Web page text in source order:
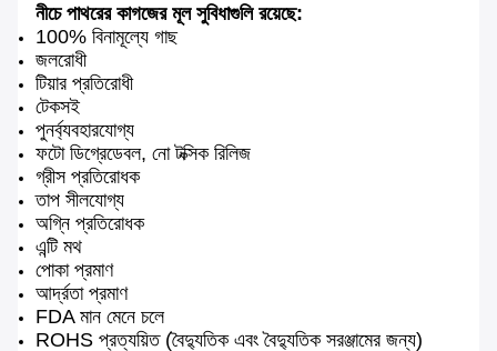
নীচে পাথরের কাগজের মূল সুবিধাগুলি রয়েছে:
100% বিনামূল্যে গাছ
জলরোধী
টিয়ার প্রতিরোধী
টেকসই
পুনর্ব্যবহারযোগ্য
ফটো ডিগ্রেডেবল, নো টক্সিক রিলিজ
গ্রীস প্রতিরোধক
তাপ সীলযোগ্য
অগ্নি প্রতিরোধক
এন্টি মথ
পোকা প্রমাণ
আর্দ্রতা প্রমাণ
FDA মান মেনে চলে
ROHS প্রত্যয়িত (বৈদ্যুতিক এবং বৈদ্যুতিক সরঞ্জামের জন্য)